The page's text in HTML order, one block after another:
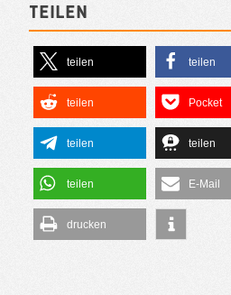
Teilen
teilen teilen
teilen Pocket
teilen teilen
teilen E-Mail
drucken